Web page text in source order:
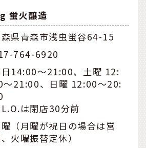
蛍火醸造
県青森市浅虫蛍谷64-15
764-6920
日14:00～21:00、土曜 12:
～21:00、日曜 12:00～20:
は閉店30分前
（月曜が祝日の場合は営
火曜振替定休）